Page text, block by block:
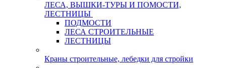
ЛЕСА, ВЫШКИ-ТУРЫ И ПОМОСТИ,
ЛЕСТНИЦЫ
ПОДМОСТИ
ЛЕСА СТРОИТЕЛЬНЫЕ
ЛЕСТНИЦЫ
Краны строительные, лебедки для стройки